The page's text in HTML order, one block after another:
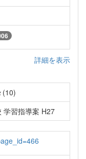
詳細を表示
(10)
学習指導案 H27